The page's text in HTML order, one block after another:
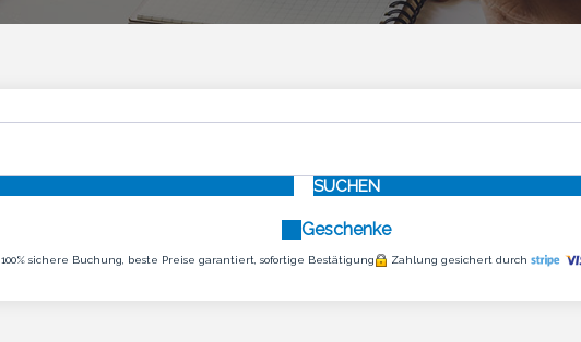
SUCHEN
Geschenke
100% sichere Buchung, beste Preise garantiert, sofortige Bestätigung Zahlung gesichert durch